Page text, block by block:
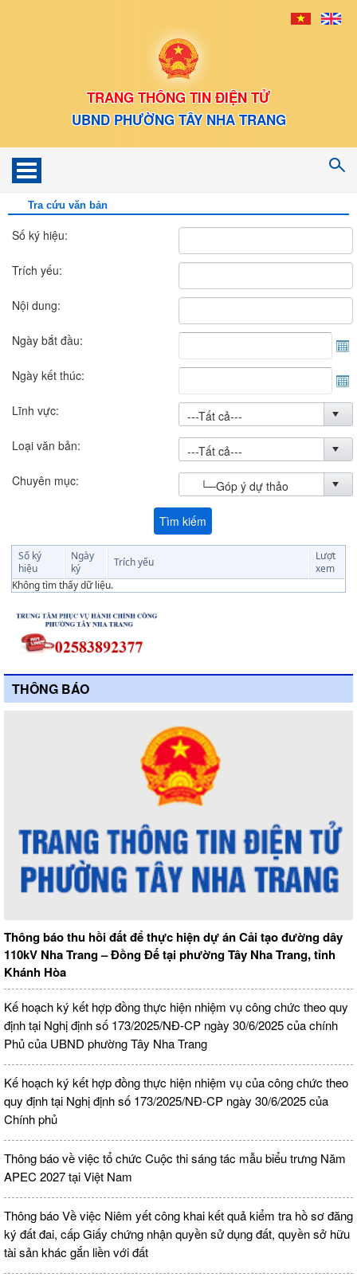
TRANG THÔNG TIN ĐIỆN TỬ
UBND PHƯỜNG TÂY NHA TRANG
Toggle
navigation
Tra cứu văn bản
Số ký hiệu:
Trích yếu:
Nội dung:
Ngày bắt đầu:
Ngày kết thúc:
Lĩnh vực:
Loại văn bản:
Chuyên mục:
Tìm kiếm
Số ký
hiệu
Ngày
ký
Trích yếu
Lượt
xem
Không tìm thấy dữ liệu.
THÔNG BÁO
Thông báo thu hồi đất để thực hiện dự án Cải tạo đường dây
110kV Nha Trang – Đồng Đế tại phường Tây Nha Trang, tỉnh
Khánh Hòa
Kế hoạch ký kết hợp đồng thực hiện nhiệm vụ công chức theo quy
định tại Nghị định số 173/2025/NĐ-CP ngày 30/6/2025 của chính
Phủ của UBND phường Tây Nha Trang
Kế hoạch ký kết hợp đồng thực hiện nhiệm vụ của công chức theo
quy định tại Nghị định số 173/2025/NĐ-CP ngày 30/6/2025 của
Chính phủ
Thông báo về việc tổ chức Cuộc thi sáng tác mẫu biểu trưng Năm
APEC 2027 tại Việt Nam
Thông báo Về việc Niêm yết công khai kết quả kiểm tra hồ sơ đăng
ký đất đai, cấp Giấy chứng nhận quyền sử dụng đất, quyền sở hữu
tài sản khác gắn liền với đất